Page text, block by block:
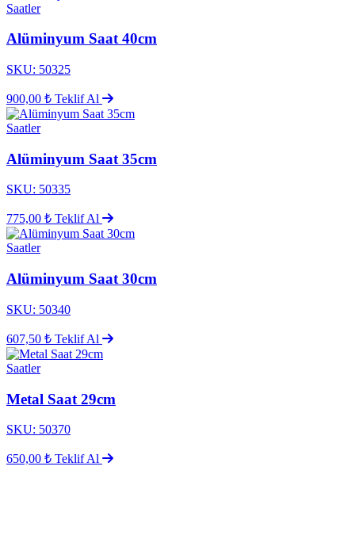
Saatler
Alüminyum Saat 40cm
SKU: 50325
900,00 ₺ Teklif Al
Saatler
Alüminyum Saat 35cm
SKU: 50335
775,00 ₺ Teklif Al
Saatler
Alüminyum Saat 30cm
SKU: 50340
607,50 ₺ Teklif Al
Saatler
Metal Saat 29cm
SKU: 50370
650,00 ₺ Teklif Al